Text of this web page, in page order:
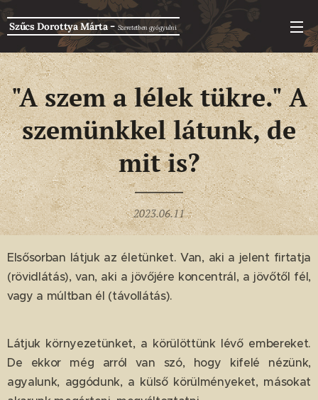
Szűcs Dorottya Márta-Szeretetben gyógyulni
"A szem a lélek tükre." A
szemünkkel látunk, de
mit is?
2023.06.11
Elsősorban látjuk az életünket. Van, aki a jelent firtatja
(rövidlátás), van, aki a jövőjére koncentrál, a jövőtől fél,
vagy a múltban él (távollátás).
Látjuk környezetünket, a körülöttünk lévő embereket.
De ekkor még arról van szó, hogy kifelé nézünk,
agyalunk, aggódunk, a külső körülményeket, másokat